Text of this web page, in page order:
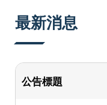
最新消息
公告標題